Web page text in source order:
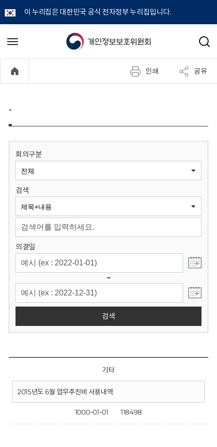
이 누리집은 대한민국 공식 전자정부 누리집입니다.
개
정
보
원
회
메
기
검
인쇄 공유
-
회의구분
검색
의결일
~
검색
기타
2015년도 6월 업무추진비 사용내역
1000-01-01 118498